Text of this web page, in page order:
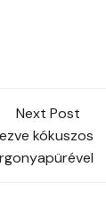
Next Post
kókuszos